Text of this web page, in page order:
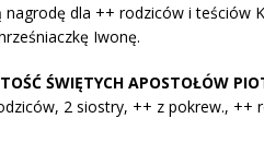
nagrodę dla ++ rodziców i teściów
Iwonę.
ŚWIĘTYCH APOSTOŁÓW
2 siostry, ++ z pokrew., ++